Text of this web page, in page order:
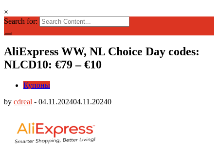
×
Search for:
AliExpress WW, NL Choice Day codes:
NLCD10: €79 – €10
Купоны
by cdreal - 04.11.202404.11.20240